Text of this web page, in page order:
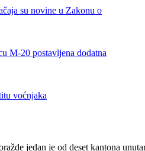
se da će GPD „Drina“ da
sebe da se prije snježnih padavina
Kantonalnog stambenog
će se nakon 20 godina konačno
potkrovnih stanova u ovim ulicama.
i kućnim savjetima na
i upotrebna dozvola.